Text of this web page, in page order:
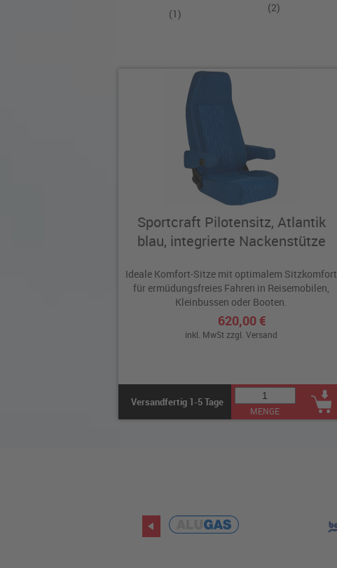
(1) (2)
Sportcraft Pilotensitz, Atlantik
blau, integrierte Nackenstütze
Ideale Komfort-Sitze mit optimalem Sitzkomfort
für ermüdungsfreies Fahren in Reisemobilen,
Kleinbussen oder Booten.
620,00 €
inkl. MwSt zzgl.Versand
Versandfertig 1-5 Tage
MENGE